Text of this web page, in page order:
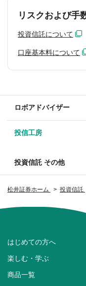
松井証券ホーム 投資信託
リスクおよび手
投資信託について
口座基本料について
ロボアドバイザー
投信工房
投資信託 その他
はじめての方へ
楽しむ・学ぶ
商品一覧